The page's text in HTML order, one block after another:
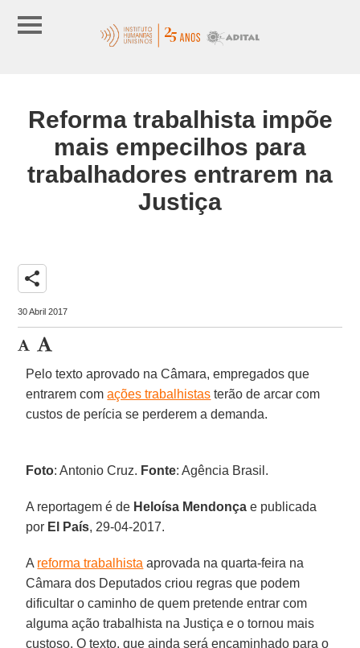
Reforma trabalhista impõe
mais empecilhos para
trabalhadores entrarem na
Justiça
share
30 Abril 2017
Pelo texto aprovado na Câmara, empregados que
entrarem comações trabalhistas terão de arcar com
custos de perícia se perderem a demanda.
Foto: Antonio Cruz. Fonte: Agência Brasil.
A reportagem é de Heloísa Mendonça e publicada
por El País, 29-04-2017.
A reforma trabalhista aprovada na quarta-feira na
Câmara dos Deputados criou regras que podem
dificultar o caminho de quem pretende entrar com
alguma ação trabalhista na Justiça e o tornou mais
custoso. O texto, que ainda será encaminhado para o